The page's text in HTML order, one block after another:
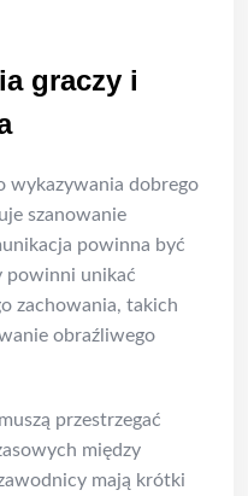
graczy i
wykazywania dobrego
szanowanie
powinna być
powinni unikać
zachowania, takich
obraźliwego
przestrzegać
między
mają krótki